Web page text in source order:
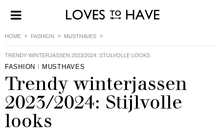
HOME FASHION MUSTHAVES
TRENDY WINTERJASSEN 2023/2024: STIJLVOLLE LOOKS
FASHION MUSTHAVES
Trendy winterjassen
2023/2024: Stijlvolle
looks